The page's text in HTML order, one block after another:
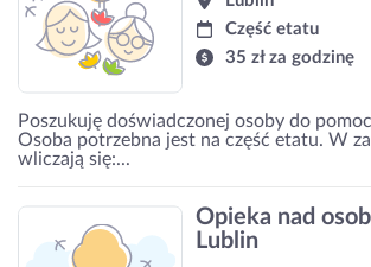
Część etatu
35 zł za godzinę
Poszukuję doświadczonej osoby do
Osoba potrzebna jest na część etatu. W
wliczają się:...
Opieka nad
Lublin